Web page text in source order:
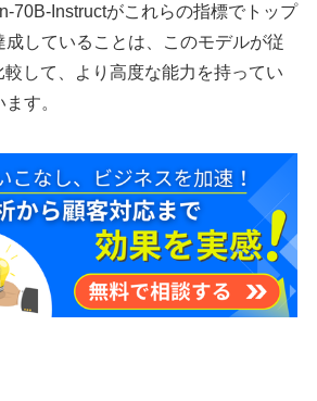
70B-Instructがこれらの指標でトップ
していることは、このモデルが従
して、より高度な能力を持ってい
す。